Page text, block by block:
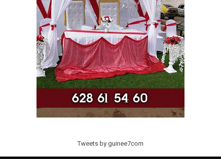
Tweets by guinee7com